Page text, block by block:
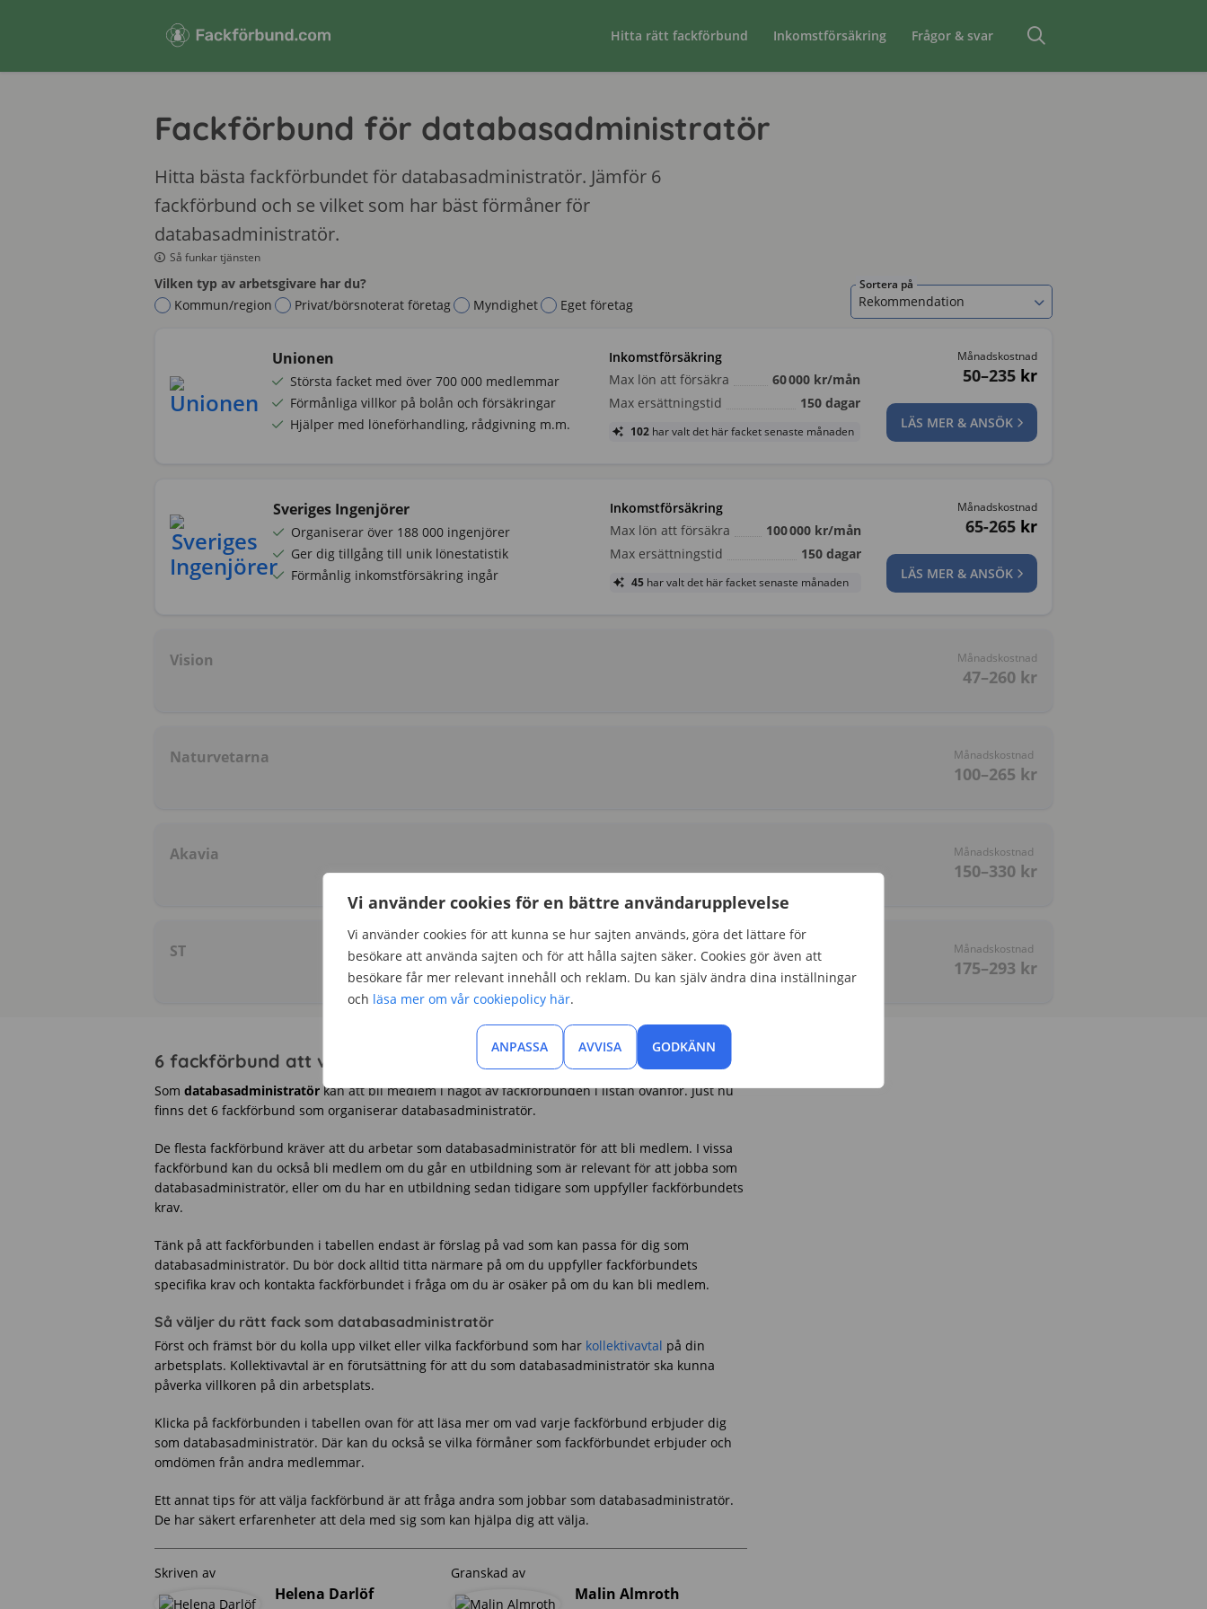
Vi använder cookies för en bättre användarupplevelse
Vi använder cookies för att kunna se hur sajten används, göra det lättare för
besökare att använda sajten och för att hålla sajten säker. Cookies gör även att
besökare får mer relevant innehåll och reklam. Du kan själv ändra dina inställningar
och läsa mer om vår cookiepolicy här.
ANPASSA AVVISA GODKÄNN
Hitta rätt fackförbund Inkomstförsäkring Frågor & svar
Fackförbund för databasadministratör
Hitta bästa fackförbundet för databasadministratör. Jämför 6
fackförbund och se vilket som har bäst förmåner för
databasadministratör.
Så funkar tjänsten
Vilken typ av arbetsgivare har du?
Kommun/region
Privat/börsnoterat företag Myndighet Eget företag
Sortera på
Rekommendation
Unionen
Största facket med över 700 000 medlemmar
Förmånliga villkor på bolån och försäkringar
Hjälper med löneförhandling, rådgivning m.m.
Inkomstförsäkring
Max lön att försäkra
60 000 kr/mån
Max ersättningstid
150 dagar
102 har valt det här facket senaste månaden
Månadskostnad
50–235 kr
LÄS MER & ANSÖK
Sveriges Ingenjörer
Organiserar över 188 000 ingenjörer
Ger dig tillgång till unik lönestatistik
Förmånlig inkomstförsäkring ingår
Inkomstförsäkring
Max lön att försäkra
100 000 kr/mån
Max ersättningstid
150 dagar
45 har valt det här facket senaste månaden
Månadskostnad
65-265 kr
LÄS MER & ANSÖK
Vision Månadskostnad
47–260 kr
Naturvetarna Månadskostnad
100–265 kr
Akavia Månadskostnad
150–330 kr
ST Månadskostnad
175–293 kr
6 fackförbund att välja på som databasadministratör
Som databasadministratör kan att bli medlem i något av fackförbunden i listan ovanför. Just nu
finns det 6 fackförbund som organiserar databasadministratör.
De flesta fackförbund kräver att du arbetar som databasadministratör för att bli medlem. I vissa
fackförbund kan du också bli medlem om du går en utbildning som är relevant för att jobba som
databasadministratör, eller om du har en utbildning sedan tidigare som uppfyller fackförbundets
krav.
Tänk på att fackförbunden i tabellen endast är förslag på vad som kan passa för dig som
databasadministratör. Du bör dock alltid titta närmare på om du uppfyller fackförbundets
specifika krav och kontakta fackförbundet i fråga om du är osäker på om du kan bli medlem.
Så väljer du rätt fack som databasadministratör
Först och främst bör du kolla upp vilket eller vilka fackförbund som har kollektivavtal på din
arbetsplats. Kollektivavtal är en förutsättning för att du som databasadministratör ska kunna
påverka villkoren på din arbetsplats.
Klicka på fackförbunden i tabellen ovan för att läsa mer om vad varje fackförbund erbjuder dig
som databasadministratör. Där kan du också se vilka förmåner som fackförbundet erbjuder och
omdömen från andra medlemmar.
Ett annat tips för att välja fackförbund är att fråga andra som jobbar som databasadministratör.
De har säkert erfarenheter att dela med sig som kan hjälpa dig att välja.
Skriven av
Helena Darlöf
Granskad av
Malin Almroth